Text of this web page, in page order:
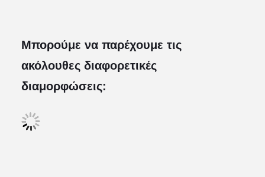
Μπορούμε να παρέχουμε τις
ακόλουθες διαφορετικές
διαμορφώσεις: